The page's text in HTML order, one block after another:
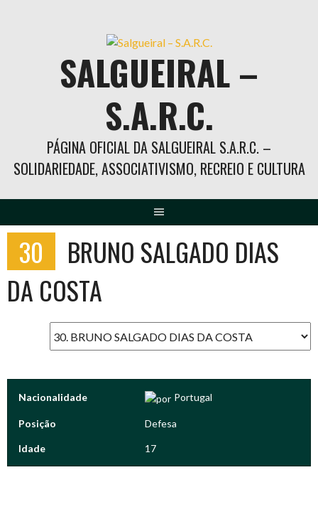
SALGUEIRAL –
S.A.R.C.
PÁGINA OFICIAL DA SALGUEIRAL S.A.R.C. –
SOLIDARIEDADE, ASSOCIATIVISMO, RECREIO E CULTURA
30
BRUNO SALGADO DIAS
DA COSTA
Nacionalidade Portugal
Posição Defesa
Idade 17